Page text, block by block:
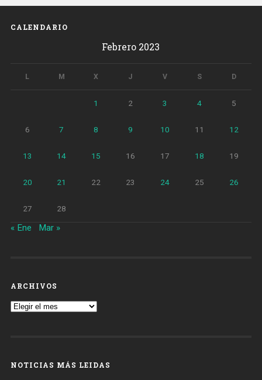
CALENDARIO
Febrero 2023
L M X J V S D
1 2 3 4 5
6 7 8 9 10 11 12
13 14 15 16 17 18 19
20 21 22 23 24 25 26
27 28
« Ene Mar »
ARCHIVOS
Archivos
NOTICIAS MÁS LEIDAS